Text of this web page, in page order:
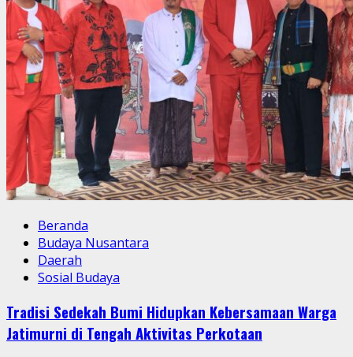
Beranda
Budaya Nusantara
Daerah
Sosial Budaya
Tradisi Sedekah Bumi Hidupkan Kebersamaan Warga
Jatimurni di Tengah Aktivitas Perkotaan